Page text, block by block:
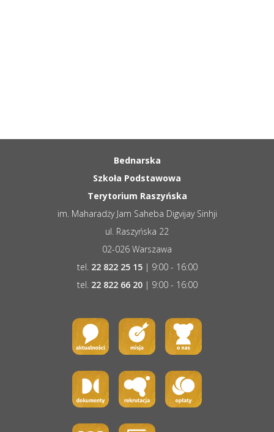
Bednarska
Szkoła Podstawowa
Terytorium Raszyńska
im. Maharadży Jam Saheba Digvijay Sinhji
ul. Raszyńska 22
02-026 Warszawa
tel. 22 822 25 15| 9:00 - 16:00
tel. 22 822 66 20 | 9:00 - 16:00